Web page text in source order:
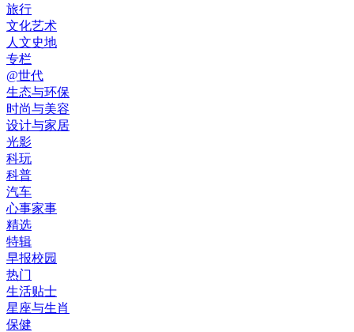
旅行
文化艺术
人文史地
专栏
@世代
生态与环保
时尚与美容
设计与家居
光影
科玩
科普
汽车
心事家事
精选
特辑
早报校园
热门
生活贴士
星座与生肖
保健